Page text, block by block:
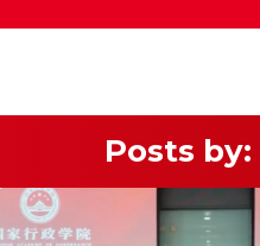
Posts by: